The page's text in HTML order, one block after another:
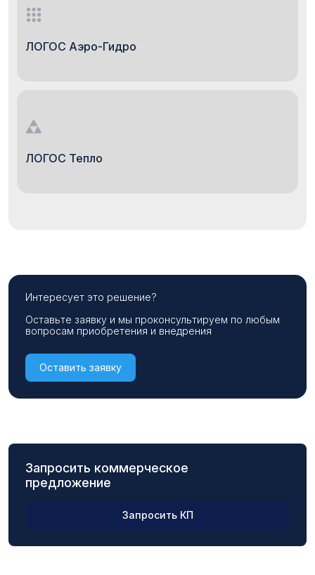
ЛОГОС Аэро-Гидро
ЛОГОС Тепло
Интересует это решение?
Оставьте заявку и мы проконсультируем по любым
вопросам приобретения и внедрения
Оставить заявку
Запросить коммерческое
предложение
Запросить КП